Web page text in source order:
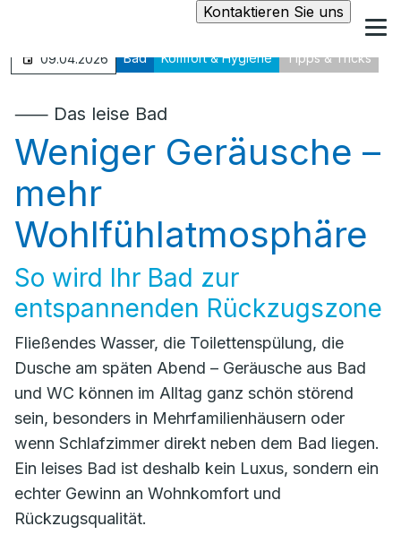
Kontaktieren Sie uns
09.04.2026 Bad Komfort & Hygiene Tipps & Tricks
⸺ Das leise Bad
Weniger Geräusche –
mehr
Wohlfühlatmosphäre
So wird Ihr Bad zur
entspannenden Rückzugszone
Fließendes Wasser, die Toilettenspülung, die
Dusche am späten Abend – Geräusche aus Bad
und WC können im Alltag ganz schön störend
sein, besonders in Mehrfamilienhäusern oder
wenn Schlafzimmer direkt neben dem Bad liegen.
Ein leises Bad ist deshalb kein Luxus, sondern ein
echter Gewinn an Wohnkomfort und
Rückzugsqualität.